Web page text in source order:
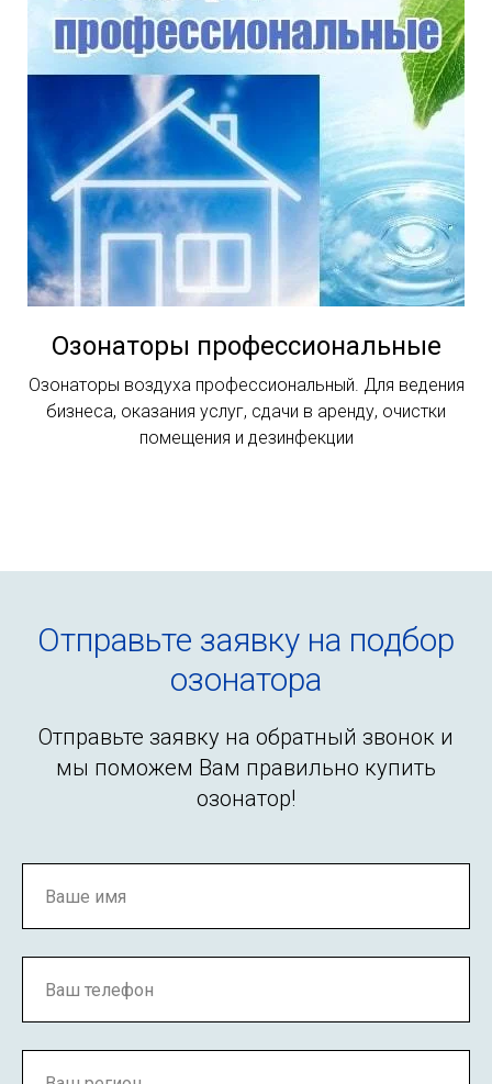
Озонаторы профессиональные
Озонаторы воздуха профессиональный. Для ведения
бизнеса, оказания услуг, сдачи в аренду, очистки
помещения и дезинфекции
Отправьте заявку на подбор
озонатора
Отправьте заявку на обратный звонок и
мы поможем Вам правильно купить
озонатор!